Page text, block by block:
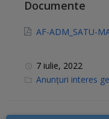
Documente
AF-ADM_SATU-
7 iulie, 2022
C
Anunțuri interes